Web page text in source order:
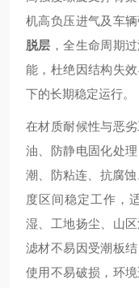
机高负压进气及车
脱层 ，全生命周期
能，杜绝因结构失
下的长期稳定运行。
在材质耐候性与恶
油、防静电固化处
潮、防粘连、抗腐
度区间稳定工作，
湿、工地扬尘、山
滤材不易因受潮板
使用不易破损，环